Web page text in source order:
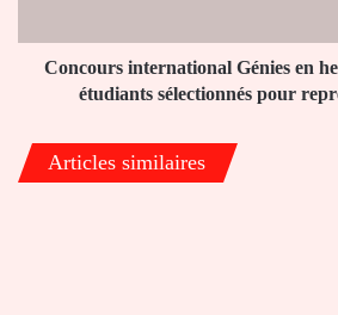
étudiants
sélectionnés
Togo
Concours international Génies en
étudiants sélectionnés pour
Articles similaires